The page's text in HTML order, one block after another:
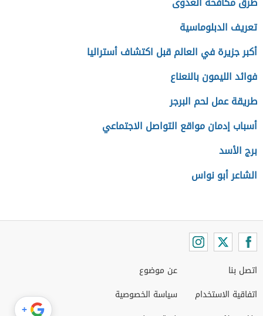
تعريف الدبلوماسية
أكبر جزيرة في العالم قبل اكتشاف أستراليا
فوائد الليمون بالنعناع
طريقة عمل لحم البرجر
أسباب إدمان مواقع التواصل الاجتماعي
برج الأسد
الشاعر أبو نواس
اتصل بنا
اتفاقية الاستخدام
عن موضوع
سياسة الخصوصية
+